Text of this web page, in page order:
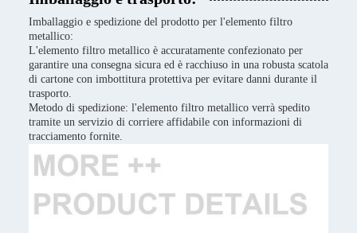
Imballaggio e spedizione del prodotto per l'elemento filtro
metallico:
L'elemento filtro metallico è accuratamente confezionato per
garantire una consegna sicura ed è racchiuso in una robusta scatola
di cartone con imbottitura protettiva per evitare danni durante il
trasporto.
Metodo di spedizione: l'elemento filtro metallico verrà spedito
tramite un servizio di corriere affidabile con informazioni di
tracciamento fornite.